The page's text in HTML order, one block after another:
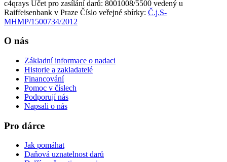
c4qrays Účet pro zasílání darů: 8001008/5500 vedený u
Raiffeisenbank v Praze Číslo veřejné sbírky: Č.j.S-
MHMP/1500734/2012
O nás
Základní informace o nadaci
Historie a zakladatelé
Financování
Pomoc v číslech
Podporují nás
Napsali o nás
Pro dárce
Jak pomáhat
Daňová uznatelnost darů